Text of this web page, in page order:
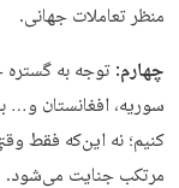
منظر تعاملات جهانی.
چهارم:توجه به گستره
سوریه، افغانستان و…
کنیم؛ نه این‌که فقط
مرتکب جنایت